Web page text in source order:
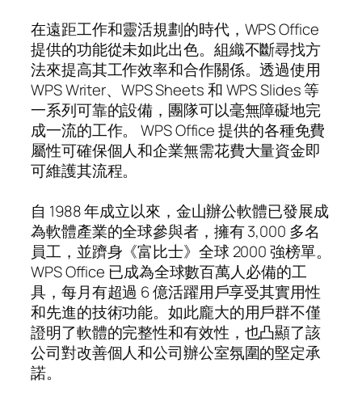
在遠距工作和靈活規劃的時代，WPS Office
提供的功能從未如此出色。組織不斷尋找方
法來提高其工作效率和合作關係。透過使用
WPS Writer、WPS Sheets 和 WPS Slides 等
一系列可靠的設備，團隊可以毫無障礙地完
成一流的工作。 WPS Office 提供的各種免費
屬性可確保個人和企業無需花費大量資金即
可維護其流程。
自 1988 年成立以來，金山辦公軟體已發展成
為軟體產業的全球參與者，擁有 3,000 多名
員工，並躋身《富比士》全球 2000 強榜單。
WPS Office 已成為全球數百萬人必備的工
具，每月有超過 6 億活躍用戶享受其實用性
和先進的技術功能。如此龐大的用戶群不僅
證明了軟體的完整性和有效性，也凸顯了該
公司對改善個人和公司辦公室氛圍的堅定承
諾。